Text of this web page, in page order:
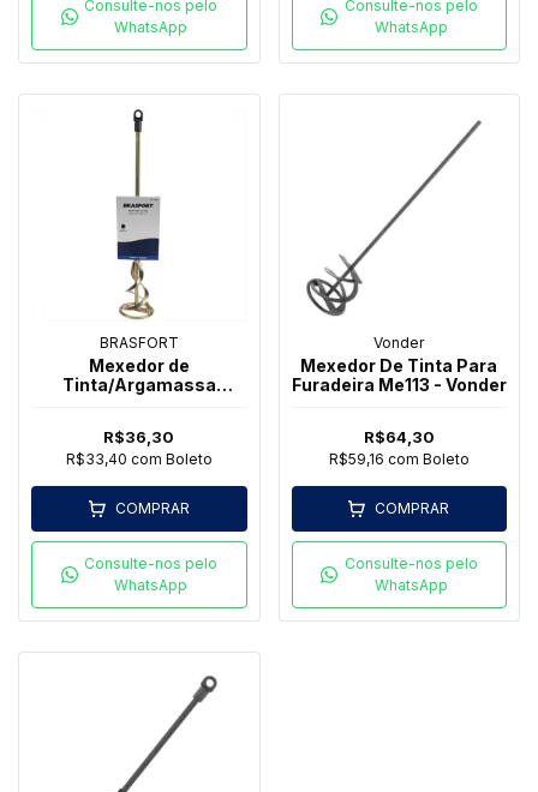
Consulte-nos pelo
WhatsApp
Consulte-nos pelo
WhatsApp
BRASFORT
Mexedor de
Tinta/Argamassa
R$36,30
R$33,40 com Boleto
COMPRAR
Consulte-nos pelo
WhatsApp
Vonder
Mexedor De Tinta Para
Furadeira Me113 - Vonder
R$64,30
R$59,16 com Boleto
COMPRAR
Consulte-nos pelo
WhatsApp